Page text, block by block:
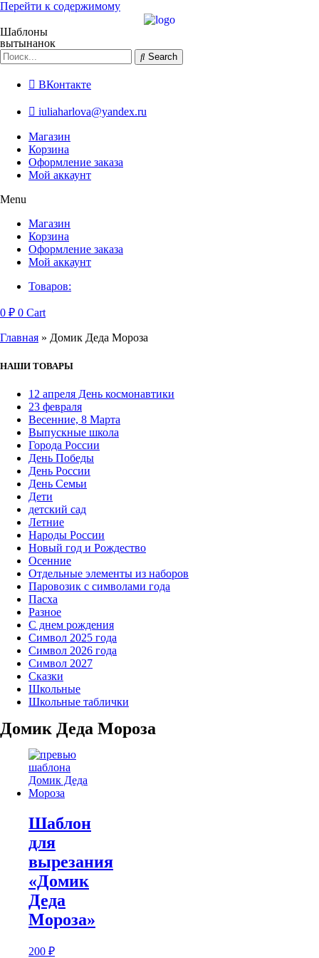
Перейти к содержимому
Шаблоны
вытынанок
Search
ВКонтакте
iuliaharlova@yandex.ru
Магазин
Корзина
Оформление заказа
Мой аккаунт
Menu
Магазин
Корзина
Оформление заказа
Мой аккаунт
Товаров:
0 ₽ 0 Cart
Главная » Домик Деда Мороза
НАШИ ТОВАРЫ
12 апреля День космонавтики
23 февраля
Весенние, 8 Марта
Выпускные школа
Города России
День Победы
День России
День Семьи
Дети
детский сад
Летние
Народы России
Новый год и Рождество
Осенние
Отдельные элементы из наборов
Паровозик с символами года
Пасха
Разное
С днем рождения
Символ 2025 года
Символ 2026 года
Символ 2027
Сказки
Школьные
Школьные таблички
Домик Деда Мороза
Шаблон
для
вырезания
«Домик
Деда
Мороза»
200 ₽